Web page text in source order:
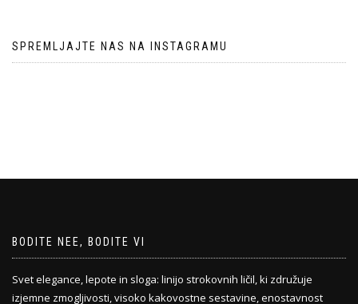
SPREMLJAJTE NAS NA INSTAGRAMU
BODITE NEE, BODITE VI
Svet elegance, lepote in sloga: linijo strokovnih ličil, ki združuje
izjemne zmogljivosti, visoko kakovostne sestavine, enostavnost